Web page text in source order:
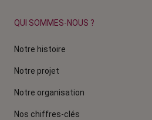
QUI SOMMES-NOUS ?
Notre histoire
Notre projet
Notre organisation
Nos chiffres-clés